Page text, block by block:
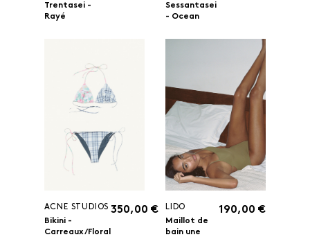
Trentasei -
Rayé
Sessantasei
- Ocean
ACNE STUDIOS
Bikini -
Carreaux/Floral
350,00 €
LIDO
Maillot de
bain une
190,00 €